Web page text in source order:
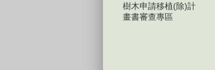
樹木申請移植(除)計
畫書審查專區